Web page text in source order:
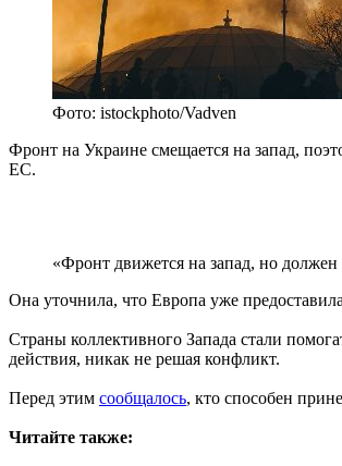
Фото: istockphoto/Vadven
Фронт на Украине смещается на запад,
ЕС.
«Фронт движется на запад, но
Она уточнила, что Европа уже
Страны коллективного Запада стали
действия, никак не решая конфликт.
Перед этим сообщалось, кто способен
Читайте также: